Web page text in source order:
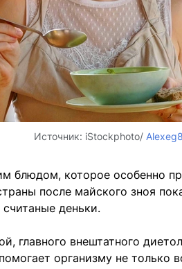
Источник: iStockphoto/
блюдом, которое особенно
после майского зноя
деньки.
главного внештатного
организму не только